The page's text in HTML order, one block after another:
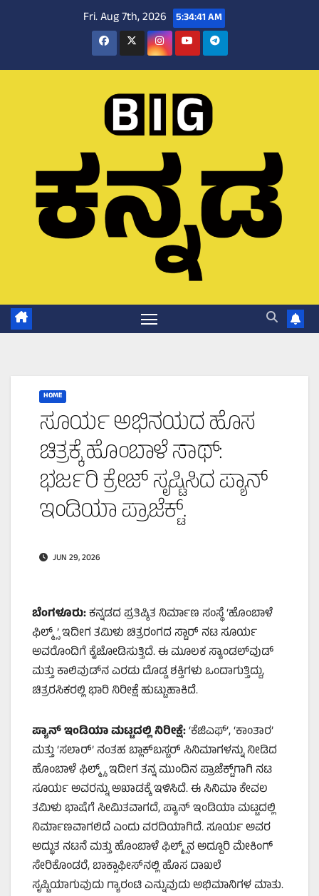
Fri. Aug 7th, 2026 5:34:42 AM
HOME
ಸೂರ್ಯ ಅಭಿನಯದ ಹೊಸ
ಚಿತ್ರಕ್ಕೆ ಹೊಂಬಾಳೆ ಸಾಥ್:
ಭರ್ಜರಿ ಕ್ರೇಜ್ ಸೃಷ್ಟಿಸಿದ ಪ್ಯಾನ್
ಇಂಡಿಯಾ ಪ್ರಾಜೆಕ್ಟ್.
JUN 29, 2026
ಬೆಂಗಳೂರು:ಕನ್ನಡದ ಪ್ರತಿಷ್ಠಿತ ನಿರ್ಮಾಣ ಸಂಸ್ಥೆ ‘ಹೊಂಬಾಳೆ
ಫಿಲ್ಮ್ಸ್’ ಇದೀಗ ತಮಿಳು ಚಿತ್ರರಂಗದ ಸ್ಟಾರ್ ನಟ ಸೂರ್ಯ
ಅವರೊಂದಿಗೆ ಕೈಜೋಡಿಸುತ್ತಿದೆ. ಈ ಮೂಲಕ ಸ್ಯಾಂಡಲ್‌ವುಡ್
ಮತ್ತು ಕಾಲಿವುಡ್‌ನ ಎರಡು ದೊಡ್ಡ ಶಕ್ತಿಗಳು ಒಂದಾಗುತ್ತಿದ್ದು,
ಚಿತ್ರರಸಿಕರಲ್ಲಿ ಭಾರಿ ನಿರೀಕ್ಷೆ ಹುಟ್ಟುಹಾಕಿದೆ.
ಪ್ಯಾನ್ ಇಂಡಿಯಾ ಮಟ್ಟದಲ್ಲಿ ನಿರೀಕ್ಷೆ:‘ಕೆಜಿಎಫ್’, ‘ಕಾಂತಾರ’
ಮತ್ತು ‘ಸಲಾರ್’ ನಂತಹ ಬ್ಲಾಕ್‌ಬಸ್ಟರ್ ಸಿನಿಮಾಗಳನ್ನು ನೀಡಿದ
ಹೊಂಬಾಳೆ ಫಿಲ್ಮ್ಸ್, ಇದೀಗ ತನ್ನ ಮುಂದಿನ ಪ್ರಾಜೆಕ್ಟ್‌ಗಾಗಿ ನಟ
ಸೂರ್ಯ ಅವರನ್ನು ಅಖಾಡಕ್ಕೆ ಇಳಿಸಿದೆ. ಈ ಸಿನಿಮಾ ಕೇವಲ
ತಮಿಳು ಭಾಷೆಗೆ ಸೀಮಿತವಾಗದೆ, ಪ್ಯಾನ್ ಇಂಡಿಯಾ ಮಟ್ಟದಲ್ಲಿ
ನಿರ್ಮಾಣವಾಗಲಿದೆ ಎಂದು ವರದಿಯಾಗಿದೆ. ಸೂರ್ಯ ಅವರ
ಅದ್ಭುತ ನಟನೆ ಮತ್ತು ಹೊಂಬಾಳೆ ಫಿಲ್ಮ್ಸ್‌ನ ಅದ್ದೂರಿ ಮೇಕಿಂಗ್
ಸೇರಿಕೊಂಡರೆ, ಬಾಕ್ಸಾಫೀಸ್‌ನಲ್ಲಿ ಹೊಸ ದಾಖಲೆ
ಸೃಷ್ಟಿಯಾಗುವುದು ಗ್ಯಾರಂಟಿ ಎನ್ನುವುದು ಅಭಿಮಾನಿಗಳ ಮಾತು.